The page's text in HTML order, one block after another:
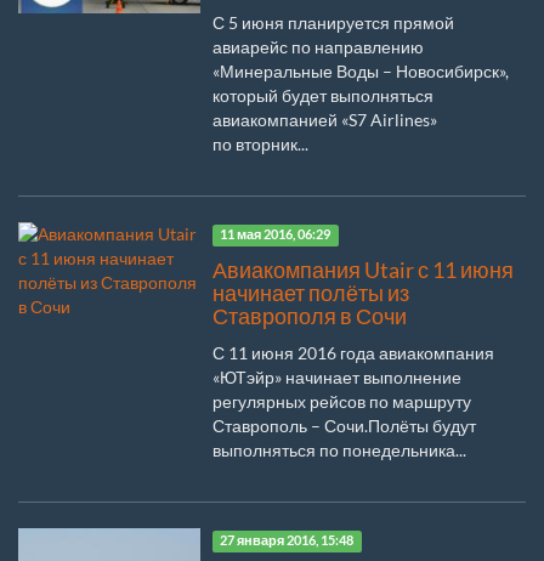
С 5 июня планируется прямой
авиарейс по направлению
«Минеральные Воды – Новосибирск»,
который будет выполняться
авиакомпанией «S7 Airlines»
по вторник...
11 мая 2016, 06:29
Авиакомпания Utair с 11 июня
начинает полёты из
Ставрополя в Сочи
С 11 июня 2016 года авиакомпания
«ЮТэйр» начинает выполнение
регулярных рейсов по маршруту
Ставрополь – Сочи.Полёты будут
выполняться по понедельника...
27 января 2016, 15:48